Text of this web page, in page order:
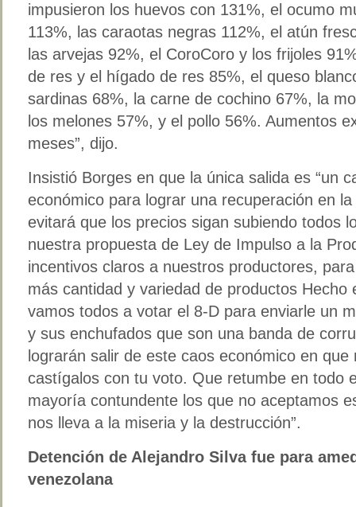
impusieron los huevos con 131%, el ocumo
113%, las caraotas negras 112%, el atún
las arvejas 92%, el CoroCoro y los frijoles
de res y el hígado de res 85%, el queso
sardinas 68%, la carne de cochino 67%, la
los melones 57%, y el pollo 56%. Aumentos
meses”, dijo.
Insistió Borges en que la única salida es “un
económico para lograr una recuperación en
evitará que los precios sigan subiendo todos
nuestra propuesta de Ley de Impulso a la
incentivos claros a nuestros productores,
más cantidad y variedad de productos Hecho
vamos todos a votar el 8-D para enviarle un
y sus enchufados que son una banda de
lograrán salir de este caos económico en
castígalos con tu voto. Que retumbe en todo
mayoría contundente los que no aceptamos
nos lleva a la miseria y la destrucción”.
Detención de Alejandro Silva fue para
venezolana